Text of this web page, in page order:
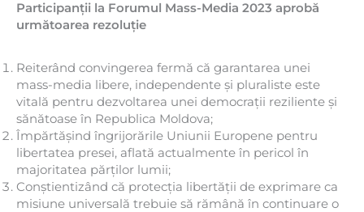
Participanții la Forumul Mass-Media 2023 aprobă
următoarea rezoluție
Reiterând convingerea fermă că garantarea unei
mass-media libere, independente și pluraliste este
vitală pentru dezvoltarea unei democrații reziliente și
sănătoase în Republica Moldova;
Împărtășind îngrijorările Uniunii Europene pentru
libertatea presei, aflată actualmente în pericol în
majoritatea părților lumii;
Conștientizând că protecția libertății de exprimare ca
misiune universală trebuie să rămână în continuare o